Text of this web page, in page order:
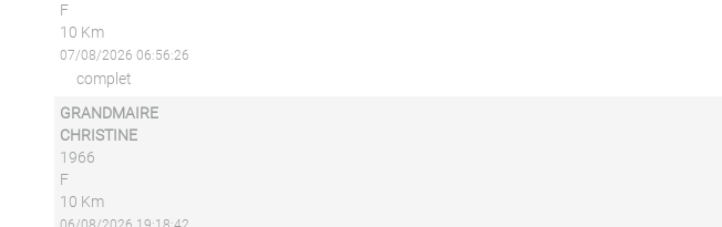
F
10 Km
07/08/2026 06:56:26
complet
GRANDMAIRE
CHRISTINE
1966
F
10 Km